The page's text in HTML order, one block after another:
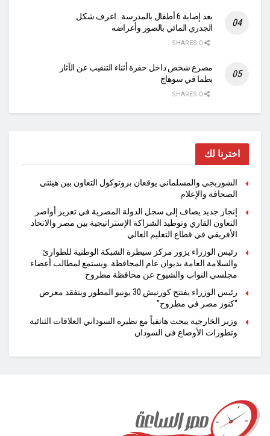
بعد إصابة 6 أطفال بالمدرسة.. اعرف شكل
الجدري المائي بالصور وأعراضه
مصرع شخص داخل حفرة أثناء التنقيب عن الآثار
بطما في سوهاج
اخترنا لك
الشوربجي والمسلماني يوقعان بروتوكول التعاون بين هيئتي
الصحافة والإعلام
​إنجاز جديد يضاف إلى سجل الدولة المصرية في تعزيز أواصر
التعاون القاري وتوطيد الشراكة الإستراتيجية بين مصر والاتحاد
الأفريقي في قطاع التعليم العالي
رئيس الوزراء يزور مركز سيطرة الشبكة الوطنية للطوارئ
والسلامة العامة بديوان عام المحافظة..ويستمع لمطالب أعضاء
مجلسي النواب والشيوخ عن محافظة مطروح
رئيس الوزراء يفتتح كورنيش 30 يونيو المطور ويتفقد معرض
“كنوز مصر في مطروح”
وزير الخارجية يبحث هاتفياً مع نظيره السوداني العلاقات الثنائية
وتطورات الأوضاع في السودان